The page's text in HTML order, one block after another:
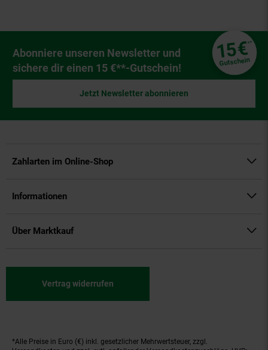
Newsletter Anmeldung
Abonniere unseren Newsletter und
sichere dir einen 15 €**-Gutschein!
15€**
Gutschein
Jetzt Newsletter abonnieren
Zahlarten im Online-Shop
Informationen
Über Marktkauf
Vertrag widerrufen
Fußnoten
*Alle Preise in Euro (€) inkl. gesetzlicher Mehrwertsteuer, zzgl.